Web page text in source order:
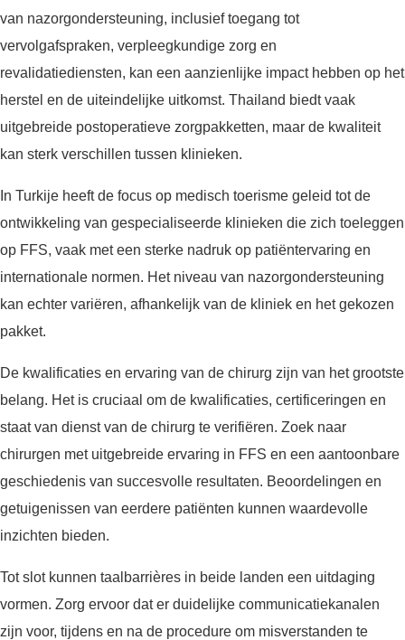
van nazorgondersteuning, inclusief toegang tot
vervolgafspraken, verpleegkundige zorg en
revalidatiediensten, kan een aanzienlijke impact hebben op het
herstel en de uiteindelijke uitkomst. Thailand biedt vaak
uitgebreide postoperatieve zorgpakketten, maar de kwaliteit
kan sterk verschillen tussen klinieken.
In Turkije heeft de focus op medisch toerisme geleid tot de
ontwikkeling van gespecialiseerde klinieken die zich toeleggen
op FFS, vaak met een sterke nadruk op patiëntervaring en
internationale normen. Het niveau van nazorgondersteuning
kan echter variëren, afhankelijk van de kliniek en het gekozen
pakket.
De kwalificaties en ervaring van de chirurg zijn van het grootste
belang. Het is cruciaal om de kwalificaties, certificeringen en
staat van dienst van de chirurg te verifiëren. Zoek naar
chirurgen met uitgebreide ervaring in FFS en een aantoonbare
geschiedenis van succesvolle resultaten. Beoordelingen en
getuigenissen van eerdere patiënten kunnen waardevolle
inzichten bieden.
Tot slot kunnen taalbarrières in beide landen een uitdaging
vormen. Zorg ervoor dat er duidelijke communicatiekanalen
zijn voor, tijdens en na de procedure om misverstanden te